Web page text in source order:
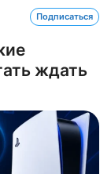
Подписаться
ждать